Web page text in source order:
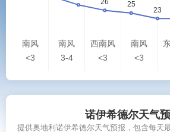
南风
<3
南风
3-4
西南风
<3
南风
<3
诺伊希德尔天气
提供奥地利诺伊希德尔天气预报，包含每天